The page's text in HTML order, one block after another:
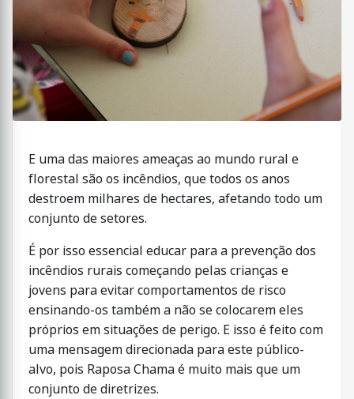
E uma das maiores ameaças ao mundo rural e
florestal são os incêndios, que todos os anos
destroem milhares de hectares, afetando todo um
conjunto de setores.
É por isso essencial educar para a prevenção dos
incêndios rurais começando pelas crianças e
jovens para evitar comportamentos de risco
ensinando-os também a não se colocarem eles
próprios em situações de perigo. E isso é feito com
uma mensagem direcionada para este público-
alvo, pois Raposa Chama é muito mais que um
conjunto de diretrizes.